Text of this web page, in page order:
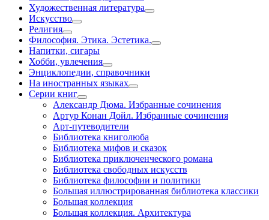
Художественная литература
Искусство
Религия
Философия. Этика. Эстетика.
Напитки, сигары
Хобби, увлечения
Энциклопедии, справочники
На иностранных языках
Серии книг
Александр Дюма. Избранные сочинения
Артур Конан Дойл. Избранные сочинения
Арт-путеводители
Библиотека книголюба
Библиотека мифов и сказок
Библиотека приключенческого романа
Библиотека свободных искусств
Библиотека философии и политики
Большая иллюстрированная библиотека классики
Большая коллекция
Большая коллекция. Архитектура